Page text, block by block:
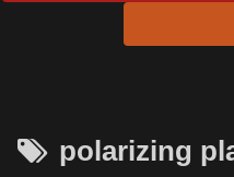
polarizing